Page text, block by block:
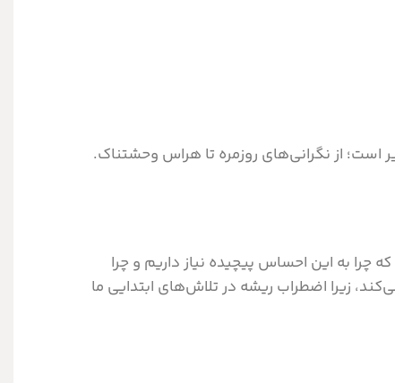
از نگرانی‌های روزمره تا هراس وحشتناک.
به این احساس پیچیده نیاز داریم و چرا
زیرا اضطراب ریشه در تلاش‌های ابتدایی ما